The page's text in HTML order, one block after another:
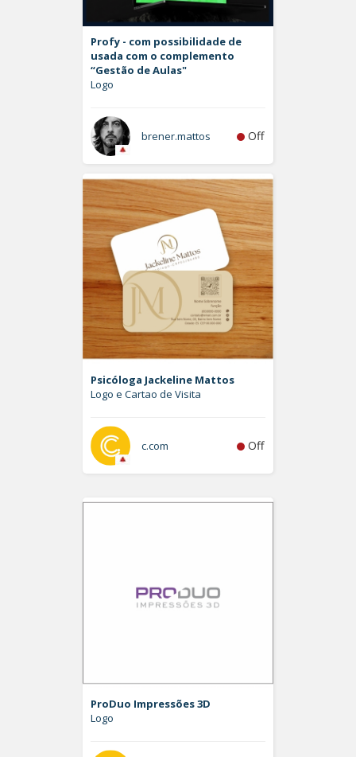
Profy - com possibilidade de
usada com o complemento
“Gestão de Aulas"
Logo
brener.mattos Off
Psicóloga Jackeline Mattos
Logo e Cartao de Visita
c.com Off
ProDuo Impressões 3D
Logo